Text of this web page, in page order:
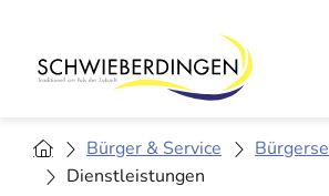
Bürger & Service
Dienstleistungen